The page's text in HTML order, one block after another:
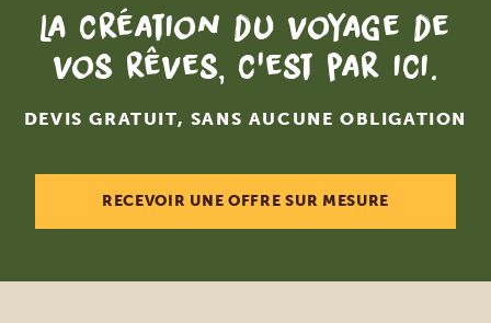
La création du voyage de
vos rêves, c'est par ici.
DEVIS GRATUIT, SANS AUCUNE OBLIGATION
RECEVOIR UNE OFFRE SUR MESURE